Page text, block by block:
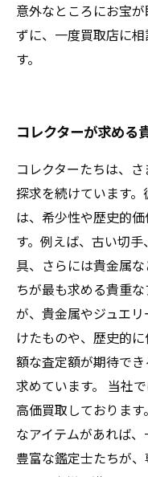
意外なところにお宝
ずに、一度買取店に
す。
コレクターが求める
コレクターたちは、
探求を続けています
は、希少性や歴史的
す。例えば、古い切
具、さらには貴金属
ちが最も求める貴重
が、貴金属やジュエ
けたものや、歴史的
額な査定額が期待で
求めています。 当社
高価買取しておりま
なアイテムがあれば
豊富な鑑定士たちが